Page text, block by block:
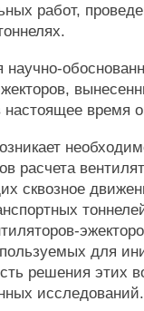
работ,
научно-
настоящее время
расчета
сквозное
для
решения этих
исследований.